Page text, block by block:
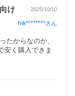
け 2025/10/10
hik********さん
たからなのか、
安く購入できま